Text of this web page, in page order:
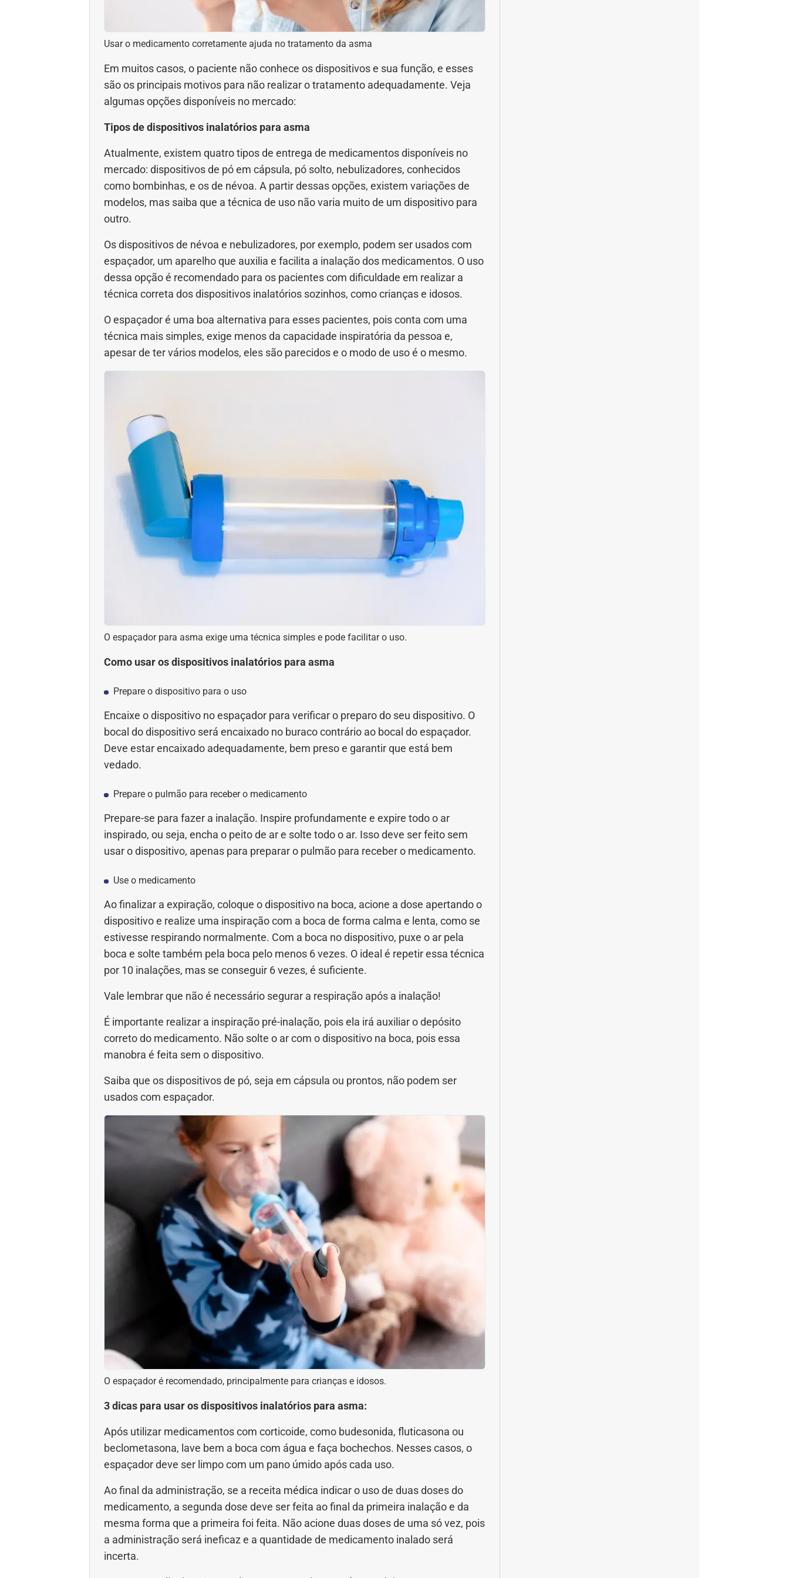
Usar o medicamento corretamente ajuda no tratamento da asma
Em muitos casos, o paciente não conhece os dispositivos e sua função, e esses
são os principais motivos para não realizar o tratamento adequadamente. Veja
algumas opções disponíveis no mercado:
Tipos de dispositivos inalatórios para asma
Atualmente, existem quatro tipos de entrega de medicamentos disponíveis no
mercado: dispositivos de pó em cápsula, pó solto, nebulizadores, conhecidos
como bombinhas, e os de névoa. A partir dessas opções, existem variações de
modelos, mas saiba que a técnica de uso não varia muito de um dispositivo para
outro.
Os dispositivos de névoa e nebulizadores, por exemplo, podem ser usados com
espaçador, um aparelho que auxilia e facilita a inalação dos medicamentos. O uso
dessa opção é recomendado para os pacientes com dificuldade em realizar a
técnica correta dos dispositivos inalatórios sozinhos, como crianças e idosos.
O espaçador é uma boa alternativa para esses pacientes, pois conta com uma
técnica mais simples, exige menos da capacidade inspiratória da pessoa e,
apesar de ter vários modelos, eles são parecidos e o modo de uso é o mesmo.
O espaçador para asma exige uma técnica simples e pode facilitar o uso.
Como usar os dispositivos inalatórios para asma
Prepare o dispositivo para o uso
Encaixe o dispositivo no espaçador para verificar o preparo do seu dispositivo. O
bocal do dispositivo será encaixado no buraco contrário ao bocal do espaçador.
Deve estar encaixado adequadamente, bem preso e garantir que está bem
vedado.
Prepare o pulmão para receber o medicamento
Prepare-se para fazer a inalação. Inspire profundamente e expire todo o ar
inspirado, ou seja, encha o peito de ar e solte todo o ar. Isso deve ser feito sem
usar o dispositivo, apenas para preparar o pulmão para receber o medicamento.
Use o medicamento
Ao finalizar a expiração, coloque o dispositivo na boca, acione a dose apertando o
dispositivo e realize uma inspiração com a boca de forma calma e lenta, como se
estivesse respirando normalmente. Com a boca no dispositivo, puxe o ar pela
boca e solte também pela boca pelo menos 6 vezes. O ideal é repetir essa técnica
por 10 inalações, mas se conseguir 6 vezes, é suficiente.
Vale lembrar que não é necessário segurar a respiração após a inalação!
É importante realizar a inspiração pré-inalação, pois ela irá auxiliar o depósito
correto do medicamento. Não solte o ar com o dispositivo na boca, pois essa
manobra é feita sem o dispositivo.
Saiba que os dispositivos de pó, seja em cápsula ou prontos, não podem ser
usados com espaçador.
O espaçador é recomendado, principalmente para crianças e idosos.
3 dicas para usar os dispositivos inalatórios para asma:
Após utilizar medicamentos com corticoide, como budesonida, fluticasona ou
beclometasona, lave bem a boca com água e faça bochechos. Nesses casos, o
espaçador deve ser limpo com um pano úmido após cada uso.
Ao final da administração, se a receita médica indicar o uso de duas doses do
medicamento, a segunda dose deve ser feita ao final da primeira inalação e da
mesma forma que a primeira foi feita. Não acione duas doses de uma só vez, pois
a administração será ineficaz e a quantidade de medicamento inalado será
incerta.